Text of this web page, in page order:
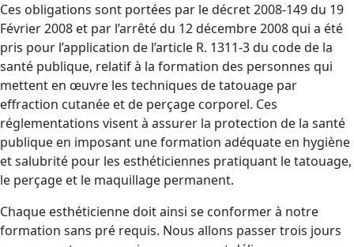
Ces obligations sont portées par le décret 2008-149 du 19
Février 2008 et par l’arrêté du 12 décembre 2008 qui a été
pris pour l’application de l’article R. 1311-3 du code de la
santé publique, relatif à la formation des personnes qui
mettent en œuvre les techniques de tatouage par
effraction cutanée et de perçage corporel. Ces
réglementations visent à assurer la protection de la santé
publique en imposant une formation adéquate en hygiène
et salubrité pour les esthéticiennes pratiquant le tatouage,
le perçage et le maquillage permanent.
Chaque esthéticienne doit ainsi se conformer à notre
formation sans pré requis. Nous allons passer trois jours